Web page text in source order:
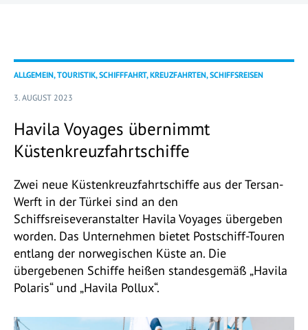
ALLGEMEIN, TOURISTIK, SCHIFFFAHRT, KREUZFAHRTEN, SCHIFFSREISEN
3. AUGUST 2023
Havila Voyages übernimmt
Küstenkreuzfahrtschiffe
Zwei neue Küstenkreuzfahrtschiffe aus der Tersan-
Werft in der Türkei sind an den
Schiffsreiseveranstalter Havila Voyages übergeben
worden. Das Unternehmen bietet Postschiff-Touren
entlang der norwegischen Küste an. Die
übergebenen Schiffe heißen standesgemäß „Havila
Polaris“ und „Havila Pollux“.